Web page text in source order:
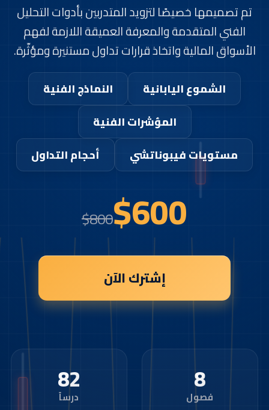
تم تصميمها خصيصًا لتزويد المتدربين بأدوات التحليل
الفني المتقدمة والمعرفة العميقة اللازمة لفهم
الأسواق المالية واتخاذ قرارات تداول مستنيرة ومؤثّرة.
الشموع اليابانية
النماذج الفنية
المؤشرات الفنية
مستويات فيبوناتشي
أحجام التداول
$600
$800
إشترك الآن
8
فصول 82
درساً